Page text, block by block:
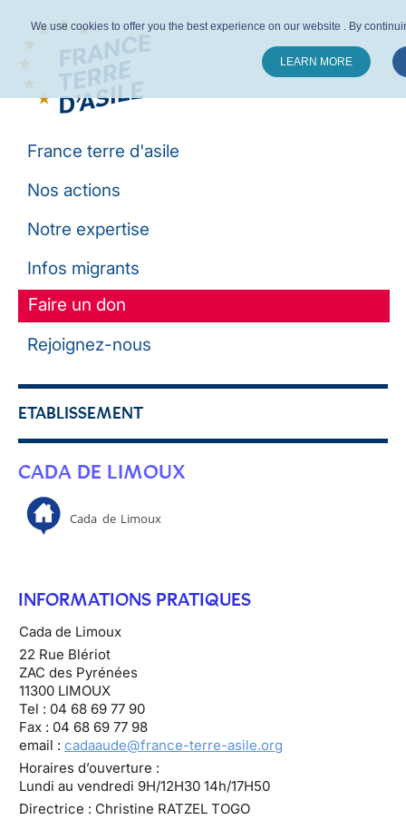
France terre d'asile
Nos actions
Notre expertise
Infos migrants
Faire un don
Rejoignez-nous
ETABLISSEMENT
CADA DE LIMOUX
Cada de Limoux
INFORMATIONS PRATIQUES
Cada de Limoux
22 Rue Blériot
ZAC des Pyrénées
11300 LIMOUX
Tel : 04 68 69 77 90
Fax : 04 68 69 77 98
email : cadaaude@france-terre-asile.org
Horaires d’ouverture :
Lundi au vendredi 9H/12H30 14h/17H50
Directrice : Christine RATZEL TOGO
We use cookies to offer you the best experience on our website . By
LEARN MORE